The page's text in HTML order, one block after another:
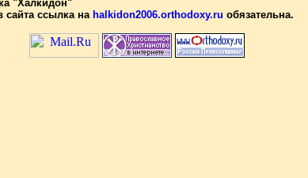
"Халкидон"
сайта ссылка на halkidon2006.orthodoxy.ru обязательна.